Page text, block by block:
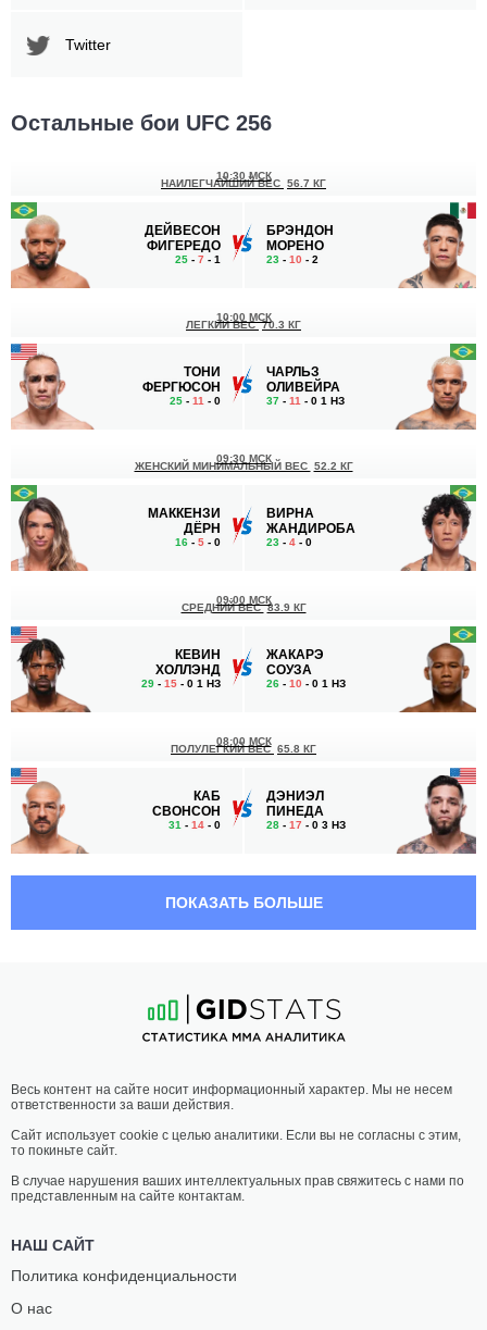
Twitter
Остальные бои UFC 256
ДЕЙВЕСОН
ФИГЕРЕДО
25 - 7 - 1
10:30 МСК
НАИЛЕГЧАЙШИЙ ВЕС 56.7 КГ
БРЭНДОН
МОРЕНО
23 - 10 - 2
ТОНИ
ФЕРГЮСОН
25 - 11 - 0
10:00 МСК
ЛЕГКИЙ ВЕС 70.3 КГ
ЧАРЛЬЗ
ОЛИВЕЙРА
37 - 11 - 0 1 НЗ
МАККЕНЗИ
ДЁРН
16 - 5 - 0
09:30 МСК
ЖЕНСКИЙ МИНИМАЛЬНЫЙ ВЕС 52.2 КГ
ВИРНА
ЖАНДИРОБА
23 - 4 - 0
КЕВИН
ХОЛЛЭНД
29 - 15 - 0 1 НЗ
09:00 МСК
СРЕДНИЙ ВЕС 83.9 КГ
ЖАКАРЭ
СОУЗА
26 - 10 - 0 1 НЗ
КАБ
СВОНСОН
31 - 14 - 0
08:00 МСК
ПОЛУЛЕГКИЙ ВЕС 65.8 КГ
ДЭНИЭЛ
ПИНЕДА
28 - 17 - 0 3 НЗ
ТАКЕР
13-3- 0
07:00 МСК
ПОЛУЛЕГКИЙ ВЕС 65.8 КГ
КУАРАНТИЛЛО
ПОКАЗАТЬ БОЛЬШЕ
Весь контент на сайте носит информационный характер. Мы не несем
ответственности за ваши действия.
Сайт использует cookie с целью аналитики. Если вы не согласны с этим,
то покиньте сайт.
В случае нарушения ваших интеллектуальных прав свяжитесь с нами по
представленным на сайте контактам.
НАШ САЙТ
Политика конфиденциальности
О нас